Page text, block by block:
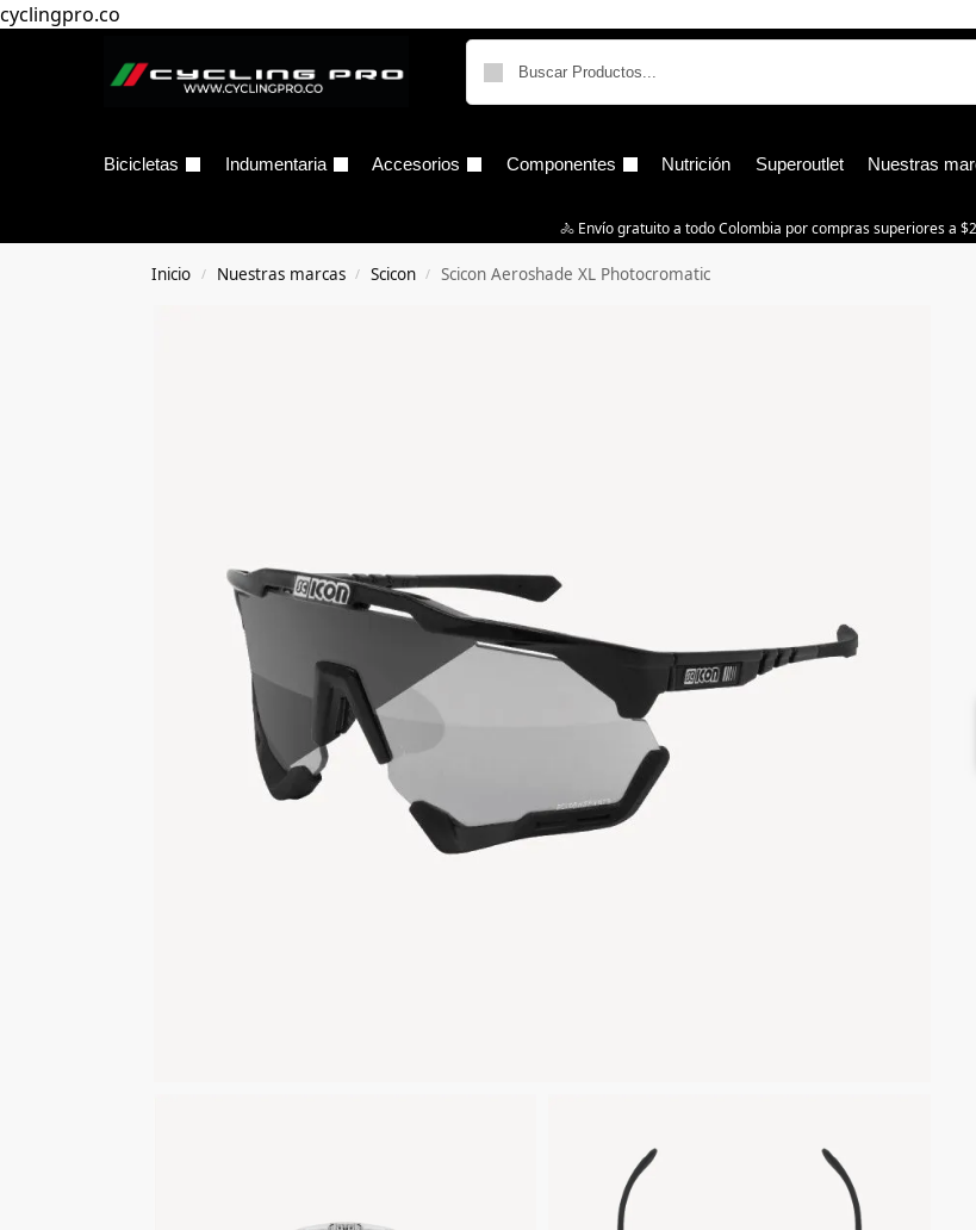
cyclingpro.co
Bicicletas Indumentaria Accesorios Componentes Nutrición Superoutlet Nuestras
🚴‍ Envío gratuito a todo Colombia por compras superiores a
Inicio / Nuestras marcas / Scicon / Scicon Aeroshade XL Photocromatic